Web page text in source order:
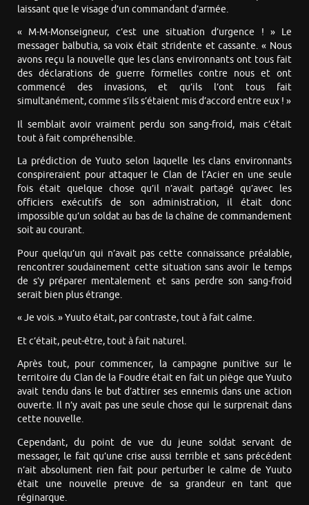
laissant que le visage d’un commandant d’armée.
« M-M-Monseigneur, c’est une situation d’urgence ! » Le
messager balbutia, sa voix était stridente et cassante. « Nous
avons reçu la nouvelle que les clans environnants ont tous fait
des déclarations de guerre formelles contre nous et ont
commencé des invasions, et qu’ils l’ont tous fait
simultanément, comme s’ils s’étaient mis d’accord entre eux ! »
Il semblait avoir vraiment perdu son sang-froid, mais c’était
tout à fait compréhensible.
La prédiction de Yuuto selon laquelle les clans environnants
conspireraient pour attaquer le Clan de l’Acier en une seule
fois était quelque chose qu’il n’avait partagé qu’avec les
officiers exécutifs de son administration, il était donc
impossible qu’un soldat au bas de la chaîne de commandement
soit au courant.
Pour quelqu’un qui n’avait pas cette connaissance préalable,
rencontrer soudainement cette situation sans avoir le temps
de s’y préparer mentalement et sans perdre son sang-froid
serait bien plus étrange.
« Je vois. » Yuuto était, par contraste, tout à fait calme.
Et c’était, peut-être, tout à fait naturel.
Après tout, pour commencer, la campagne punitive sur le
territoire du Clan de la Foudre était en fait un piège que Yuuto
avait tendu dans le but d’attirer ses ennemis dans une action
ouverte. Il n’y avait pas une seule chose qui le surprenait dans
cette nouvelle.
Cependant, du point de vue du jeune soldat servant de
messager, le fait qu’une crise aussi terrible et sans précédent
n’ait absolument rien fait pour perturber le calme de Yuuto
était une nouvelle preuve de sa grandeur en tant que
réginarque.